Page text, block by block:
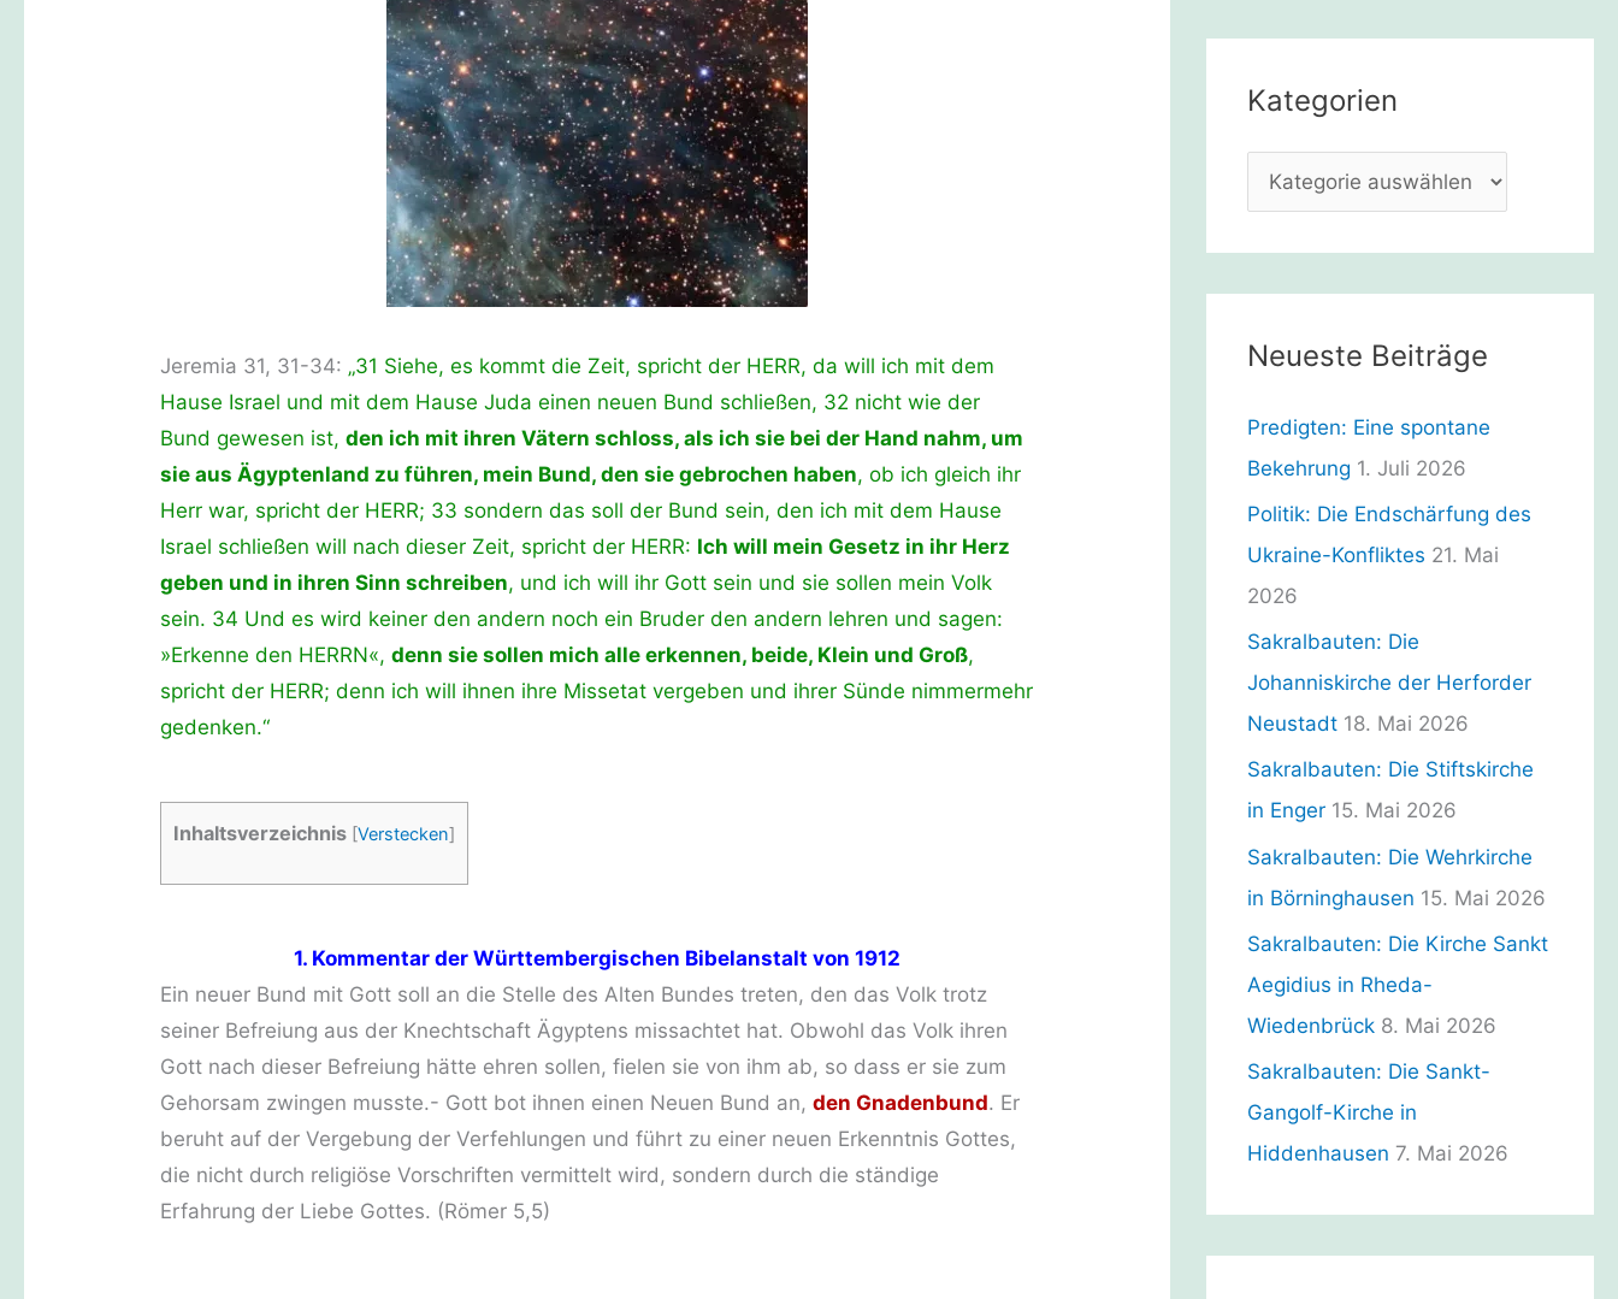
Jeremia 31, 31-34: „31 Siehe, es kommt die Zeit, spricht der HERR, da will ich mit dem
Hause Israel und mit dem Hause Juda einen neuen Bund schließen, 32 nicht wie der
Bund gewesen ist,den ich mit ihren Vätern schloss, als ich sie bei der Hand nahm, um
sie aus Ägyptenland zu führen, mein Bund, den sie gebrochen haben, ob ich gleich ihr
Herr war, spricht der HERR; 33 sondern das soll der Bund sein, den ich mit dem Hause
Israel schließen will nach dieser Zeit, spricht der HERR: Ich will mein Gesetz in ihr Herz
geben und in ihren Sinn schreiben, und ich will ihr Gott sein und sie sollen mein Volk
sein. 34 Und es wird keiner den andern noch ein Bruder den andern lehren und sagen:
»Erkenne den HERRN«,denn sie sollen mich alle erkennen, beide, Klein und Groß,
spricht der HERR; denn ich will ihnen ihre Missetat vergeben und ihrer Sünde nimmermehr
gedenken.“
Inhaltsverzeichnis [Verstecken]
1. Kommentar der Württembergischen Bibelanstalt von 1912
Ein neuer Bund mit Gott soll an die Stelle des Alten Bundes treten, den das Volk trotz
seiner Befreiung aus der Knechtschaft Ägyptens missachtet hat. Obwohl das Volk ihren
Gott nach dieser Befreiung hätte ehren sollen, fielen sie von ihm ab, so dass er sie zum
Gehorsam zwingen musste.- Gott bot ihnen einen Neuen Bund an,den Gnadenbund. Er
beruht auf der Vergebung der Verfehlungen und führt zu einer neuen Erkenntnis Gottes,
die nicht durch religiöse Vorschriften vermittelt wird, sondern durch die ständige
Erfahrung der Liebe Gottes. (Römer 5,5)
n
n
Kategorien
a
t
e
r
i
Neueste Beiträge
Predigten: Eine spontane
Bekehrung 1. Juli 2026
Politik: Die Endschärfung des
Ukraine-Konfliktes 21. Mai
2026
Sakralbauten: Die
Johanniskirche der Herforder
Neustadt 18. Mai 2026
Sakralbauten: Die Stiftskirche
in Enger 15. Mai 2026
Sakralbauten: Die Wehrkirche
in Börninghausen 15. Mai 2026
Sakralbauten: Die Kirche Sankt
Aegidius in Rheda-
Wiedenbrück 8. Mai 2026
Sakralbauten: Die Sankt-
Gangolf-Kirche in
Hiddenhausen 7. Mai 2026